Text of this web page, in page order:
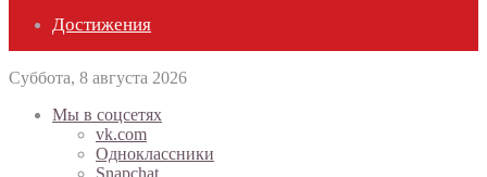
Достижения
Суббота, 8 августа 2026
Мы в соцсетях
vk.com
Одноклассники
Snapchat